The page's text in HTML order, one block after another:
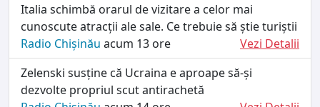
Italia schimbă orarul de vizitare a celor mai
cunoscute atracții ale sale. Ce trebuie să știe turiștii
Radio Chișinău acum 13 ore
Vezi Detalii
Zelenski susține că Ucraina e aproape să-și
dezvolte propriul scut antirachetă